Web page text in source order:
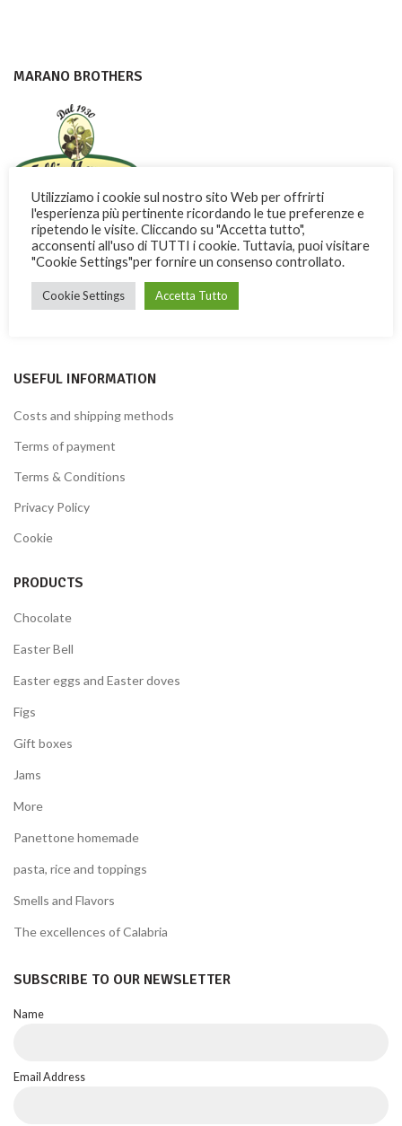
MARANO BROTHERS
Con dedizione e passione i Fratelli Marano fanno conoscere nel
mondo una dolce ricchezza di Calabria
Via Garibaldi, 3 -13 - 87032 Amantea (CS) ITALY
Phone: + 39 0982.41277
USEFUL INFORMATION
Costs and shipping methods
Terms of payment
Terms & Conditions
Privacy Policy
Cookie
PRODUCTS
Chocolate
Easter Bell
Easter eggs and Easter doves
Figs
Gift boxes
Jams
More
Panettone homemade
pasta, rice and toppings
Smells and Flavors
The excellences of Calabria
SUBSCRIBE TO OUR NEWSLETTER
Name
Email Address
Utilizziamo i cookie sul nostro sito Web per offrirti
l'esperienza più pertinente ricordando le tue preferenze e
ripetendo le visite. Cliccando su "Accetta tutto",
acconsenti all'uso di TUTTI i cookie. Tuttavia, puoi visitare
"Cookie Settings"per fornire un consenso controllato.
Cookie Settings Accetta Tutto